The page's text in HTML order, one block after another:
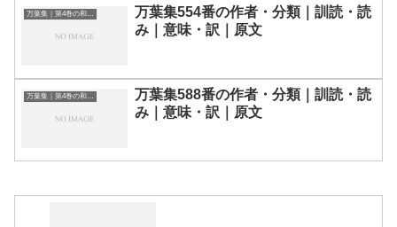
万葉集｜第4巻の和歌一覧
万葉集554番の作者・分類｜訓読・読
み｜意味・訳｜原文
万葉集588番の作者・分類｜訓読・読
み｜意味・訳｜原文